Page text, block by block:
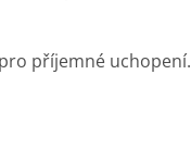
příjemné uchopení.